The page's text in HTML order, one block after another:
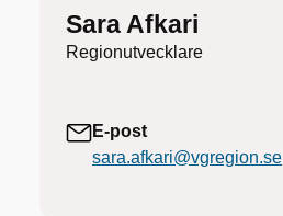
Sara Afkari
Regionutvecklare
E-post
sara.afkari@vgregion.se